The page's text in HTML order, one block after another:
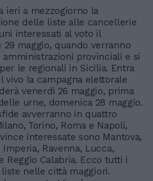
ieri a mezzogiorno la
delle liste alle cancellerie
interessati al voto il
29 maggio, quando verranno
amministrazioni provinciali e si
le regionali in Sicilia. Entra
vivo la campagna elettorale
venerdì 26 maggio, prima
urne, domenica 28 maggio.
avverranno in quattro
Torino, Roma e Napoli,
interessate sono Mantova,
Imperia, Ravenna, Lucca,
Reggio Calabria. Ecco tutti i
nelle città maggiori.